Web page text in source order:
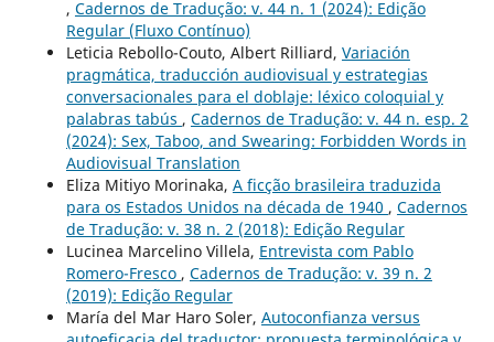
, Cadernos de Tradução: v. 44 n. 1 (2024): Edição
Regular (Fluxo Contínuo)
Leticia Rebollo-Couto, Albert Rilliard, Variación
pragmática, traducción audiovisual y estrategias
conversacionales para el doblaje: léxico coloquial y
palabras tabús , Cadernos de Tradução: v. 44 n. esp. 2
(2024): Sex, Taboo, and Swearing: Forbidden Words in
Audiovisual Translation
Eliza Mitiyo Morinaka, A ficção brasileira traduzida
para os Estados Unidos na década de 1940 , Cadernos
de Tradução: v. 38 n. 2 (2018): Edição Regular
Lucinea Marcelino Villela, Entrevista com Pablo
Romero-Fresco , Cadernos de Tradução: v. 39 n. 2
(2019): Edição Regular
María del Mar Haro Soler, Autoconfianza versus